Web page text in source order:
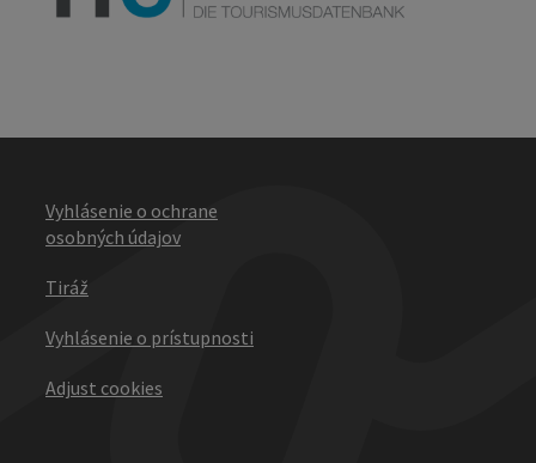
Vyhlásenie o ochrane
osobných údajov
Tiráž
Vyhlásenie o prístupnosti
Adjust cookies